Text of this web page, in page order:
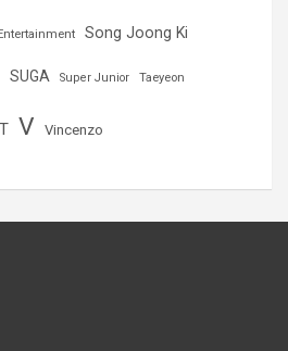
Song Joong Ki
SUGA Super Junior Taeyeon
V Vincenzo